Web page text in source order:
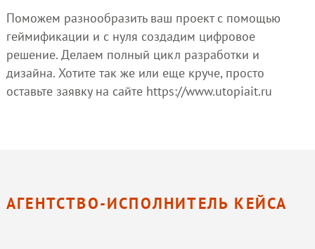
Поможем разнообразить ваш проект с помощью
геймификации и с нуля создадим цифровое
решение. Делаем полный цикл разработки и
дизайна. Хотите так же или еще круче, просто
оставьте заявку на сайте https://www.utopiait.ru
АГЕНТСТВО-ИСПОЛНИТЕЛЬ КЕЙСА